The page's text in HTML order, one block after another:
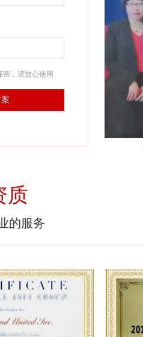
，请放心使用
质
的服务